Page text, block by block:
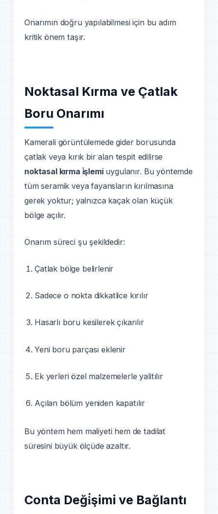
Onarımın doğru yapılabilmesi için bu adım
kritik önem taşır.
Noktasal Kırma ve Çatlak
Boru Onarımı
Kamerali görüntülemede gider borusunda
çatlak veya kırık bir alan tespit edilirse
noktasal kırma i̇şlemiuygulanır. Bu yöntemde
tüm seramik veya fayansların kırılmasına
gerek yoktur; yalnızca kaçak olan küçük
bölge açılır.
Onarım süreci şu şekildedir:
Çatlak bölge belirlenir
Sadece o nokta dikkatlice kırılır
Hasarlı boru kesilerek çıkarılır
Yeni boru parçası eklenir
Ek yerleri özel malzemelerle yalitılır
Açılan bölüm yeniden kapatılır
Bu yöntem hem maliyeti hem de tadilat
süresini büyük ölçüde azaltır.
Conta Deği̇şimi ve Bağlantı